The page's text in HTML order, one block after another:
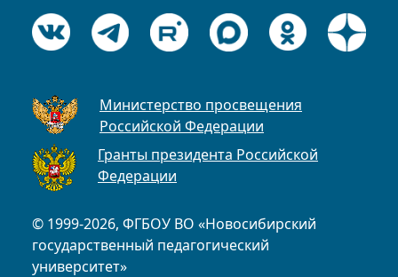
© 1999-2026, ФГБОУ ВО «Новосибирский
государственный педагогический
университет»
Министерство просвещения
Российской Федерации
Гранты президента Российской
Федерации